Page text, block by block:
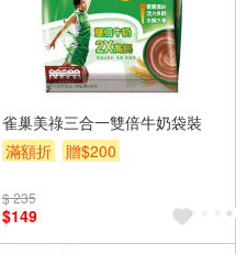
雀巢美祿三合一雙倍牛奶袋裝
滿額折
贈$200
$ 235
$149